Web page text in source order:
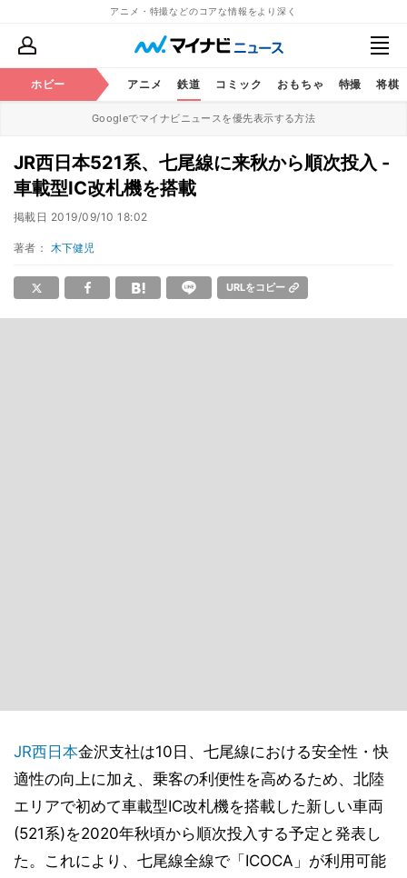
アニメ・特撮などのコアな情報をより深く
ホビー アニメ 鉄道 コミック おもちゃ 特撮 将棋
Googleでマイナビニュースを優先表示する方法
JR西日本521系、七尾線に来秋から順次投入 -
車載型IC改札機を搭載
掲載日 2019/09/10 18:02
著者： 木下健児
URLをコピー
JR西日本金沢支社は10日、七尾線における安全性・快
適性の向上に加え、乗客の利便性を高めるため、北陸
エリアで初めて車載型IC改札機を搭載した新しい車両
(521系)を2020年秋頃から順次投入する予定と発表し
た。これにより、七尾線全線で「ICOCA」が利用可能